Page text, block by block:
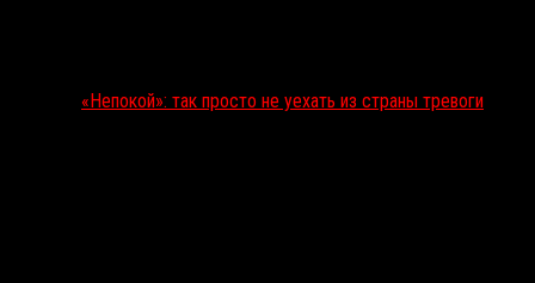
«Непокой»: так просто не уехать из страны тревоги